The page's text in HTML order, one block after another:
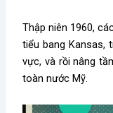
Thập niên 1960,
tiểu bang Kansas,
vực, và rồi nâng
toàn nước Mỹ.